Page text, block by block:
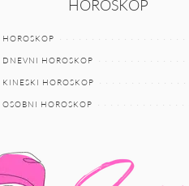
HOROSKOP
HOROSKOP
DNEVNI HOROSKOP
KINESKI HOROSKOP
OSOBNI HOROSKOP